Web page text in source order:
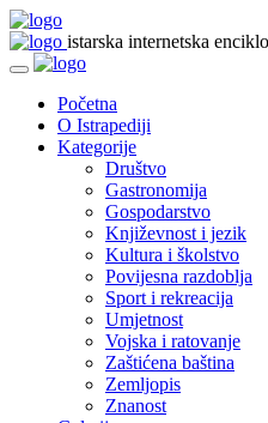
istarska internetska
Početna
O Istrapediji
Kategorije
Društvo
Gastronomija
Gospodarstvo
Književnost i jezik
Kultura i školstvo
Povijesna razdoblja
Sport i rekreacija
Umjetnost
Vojska i ratovanje
Zaštićena baština
Zemljopis
Znanost